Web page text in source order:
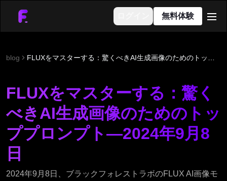
無料体験
blog
FLUXをマスターする：驚く
べきAI生成画像のためのトッ
ププロンプト—2024年9月8
日
2024年9月8日、ブラックフォレストラボのFLUX AI画像モ